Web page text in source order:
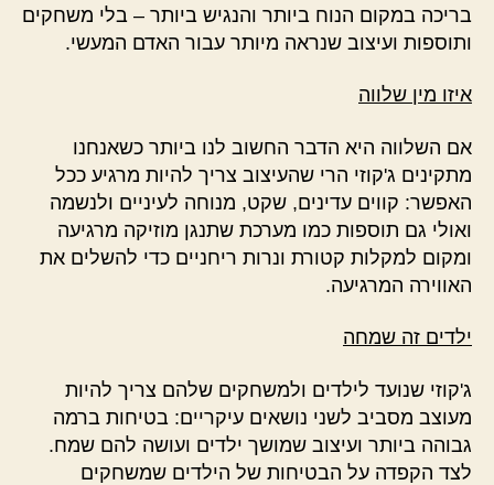
בריכה במקום הנוח ביותר והנגיש ביותר – בלי משחקים
ותוספות ועיצוב שנראה מיותר עבור האדם המעשי.
איזו מין שלווה
אם השלווה היא הדבר החשוב לנו ביותר כשאנחנו
מתקינים ג'קוזי הרי שהעיצוב צריך להיות מרגיע ככל
האפשר: קווים עדינים, שקט, מנוחה לעיניים ולנשמה
ואולי גם תוספות כמו מערכת שתנגן מוזיקה מרגיעה
ומקום למקלות קטורת ונרות ריחניים כדי להשלים את
האווירה המרגיעה.
ילדים זה שמחה
ג'קוזי שנועד לילדים ולמשחקים שלהם צריך להיות
מעוצב מסביב לשני נושאים עיקריים: בטיחות ברמה
גבוהה ביותר ועיצוב שמושך ילדים ועושה להם שמח.
לצד הקפדה על הבטיחות של הילדים שמשחקים